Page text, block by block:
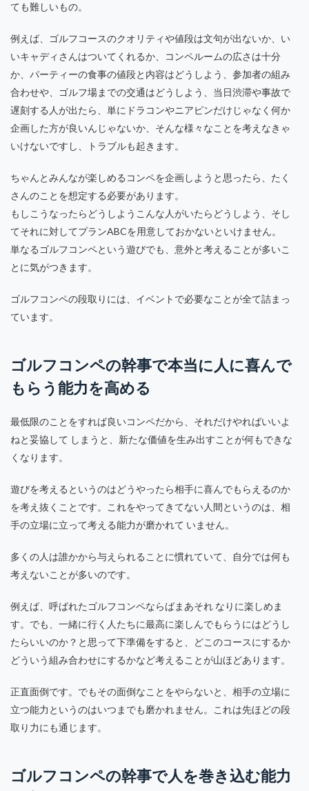
ても難しいもの。
例えば、ゴルフコースのクオリティや値段は文句が出ないか、い
いキャディさんはついてくれるか、コンペルームの広さは十分
か、パーティーの食事の値段と内容はどうしよう、参加者の組み
合わせや、ゴルフ場までの交通はどうしよう、当日渋滞や事故で
遅刻する人が出たら、単にドラコンやニアピンだけじゃなく何か
企画した方が良いんじゃないか、そんな様々なことを考えなきゃ
いけないですし、トラブルも起きます。
ちゃんとみんなが楽しめるコンペを企画しようと思ったら、たく
さんのことを想定する必要があります。
もしこうなったらどうしようこんな人がいたらどうしよう、そし
てそれに対してプランABCを用意しておかないといけません。
単なるゴルフコンペという遊びでも、意外と考えることが多いこ
とに気がつきます。
ゴルフコンペの段取りには、イベントで必要なことが全て詰まっ
ています。
ゴルフコンペの幹事で本当に人に喜んで
もらう能力を高める
最低限のことをすれば良いコンペだから、それだけやればいいよ
ねと妥協して しまうと、新たな価値を生み出すことが何もできな
くなります。
遊びを考えるというのはどうやったら相手に喜んでもらえるのか
を考え抜くことです。これをやってきてない人間というのは、相
手の立場に立って考える能力が磨かれて いません。
多くの人は誰かから与えられることに慣れていて、自分では何も
考えないことが多いのです。
例えば、呼ばれたゴルフコンペならばまあそれ なりに楽しめま
す。でも、一緒に行く人たちに最高に楽しんでもらうにはどうし
たらいいのか？と思って下準備をすると、どこのコースにするか
どういう組み合わせにするかなど考えることが山ほどあります。
正直面倒です。でもその面倒なことをやらないと、相手の立場に
立つ能力というのはいつまでも磨かれません。これは先ほどの段
取り力にも通じます。
ゴルフコンペの幹事で人を巻き込む能力